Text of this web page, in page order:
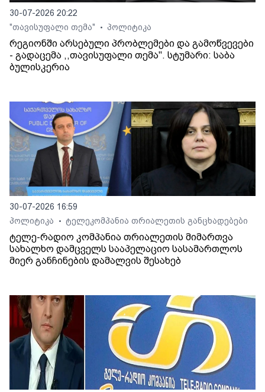
30-07-2026 20:22
"თავისუფალი თემა"
• პოლიტიკა
რეგიონში არსებული პრობლემები და გამოწვევები
- გადაცემა ,,თავისუფალი თემა". სტუმარი: საბა
ბულისკერია
30-07-2026 16:59
პოლიტიკა
• ტელეკომპანია თრიალეთის განცხადებები
ტელე-რადიო კომპანია თრიალეთის მიმართვა
სახალხო დამცველს სააპელაციო სასამართლოს
მიერ განჩინების დამალვის შესახებ